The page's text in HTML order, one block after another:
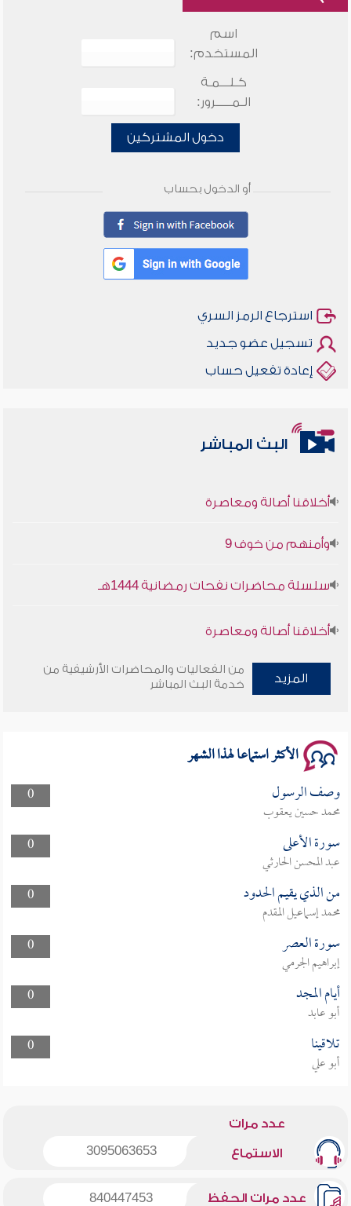
اسم
المستخدم:
كـلـــمـة
الـمـــــرور:
دخول المشتركين
أو الدخول بحساب
استرجاع الرمز السري
تسجيل عضو جديد
إعادة تفعيل حساب
البث المباشر
أخلاقنا أصالة ومعاصرة
وأمنهم من خوف 9
أخلاقنا أصالة ومعاصرة
وأمنهم من خوف 9
المزيد
من الفعاليات والمحاضرات الأرشيفية من
خدمة البث المباشر
الأكثر استماعا لهذا الشهر
0 وصف الرسول
محمد حسين يعقوب
0
سورة الأعلى
عبد المحسن الحارثي
0
من الذي يقيم الحدود
محمد إسماعيل المقدم
0
سورة العصر
إبراهيم الجرمي
0
أيام المجد
أبو عابد
0
تلاقينا
أبو علي
عدد مرات
الاستماع 3095063653
عدد مرات الحفظ 840447453